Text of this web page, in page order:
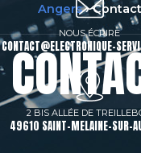
NOUS ÉCRIRE
CONTACT@ELECTRONIQUE-
2 BIS ALLÉE DE
49610 SAINT-MELAINE-SUR-
Angers›Contact